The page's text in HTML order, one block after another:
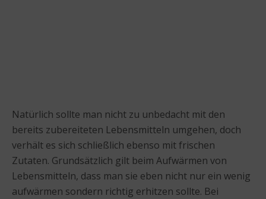
Natürlich sollte man nicht zu unbedacht mit den
bereits zubereiteten Lebensmitteln umgehen, doch
verhält es sich schließlich ebenso mit frischen
Zutaten. Grundsätzlich gilt beim Aufwärmen von
Lebensmitteln, dass man sie eben nicht nur ein wenig
aufwärmen sondern richtig erhitzen sollte. Bei